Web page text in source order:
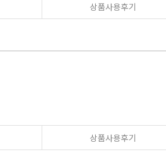
상품사용후기
상품사용후기